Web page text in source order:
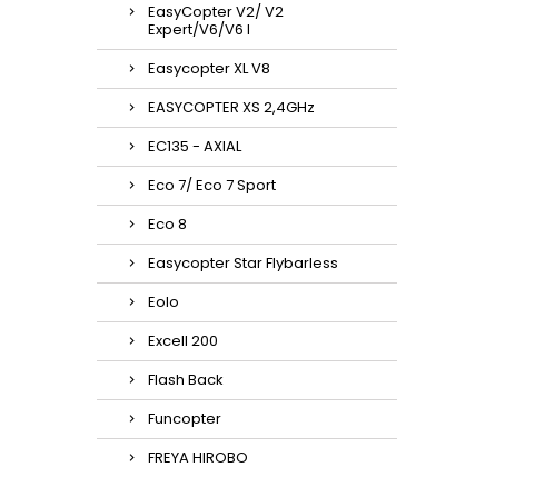
EasyCopter V2/ V2
Expert/V6/V6 l
Easycopter XL V8
EASYCOPTER XS 2,4GHz
EC135 - AXIAL
Eco 7/ Eco 7 Sport
Eco 8
Easycopter Star Flybarless
Eolo
Excell 200
Flash Back
Funcopter
FREYA HIROBO